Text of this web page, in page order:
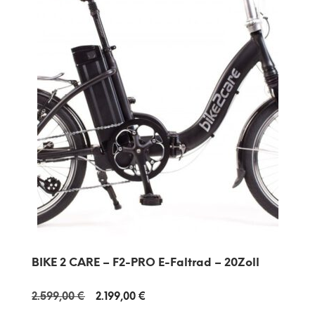
BIKE 2 CARE – F2-PRO E-Faltrad – 20Zoll
2.599,00€
Ursprünglicher
2.199,00 €